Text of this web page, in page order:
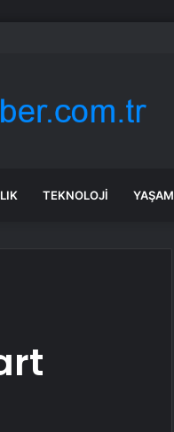
TEKNOLOJI YAŞAM